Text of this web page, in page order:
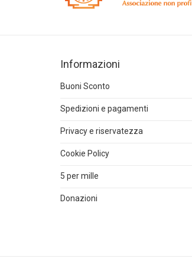
Informazioni
Buoni Sconto
Spedizioni e pagamenti
Privacy e riservatezza
Cookie Policy
5 per mille
Donazioni